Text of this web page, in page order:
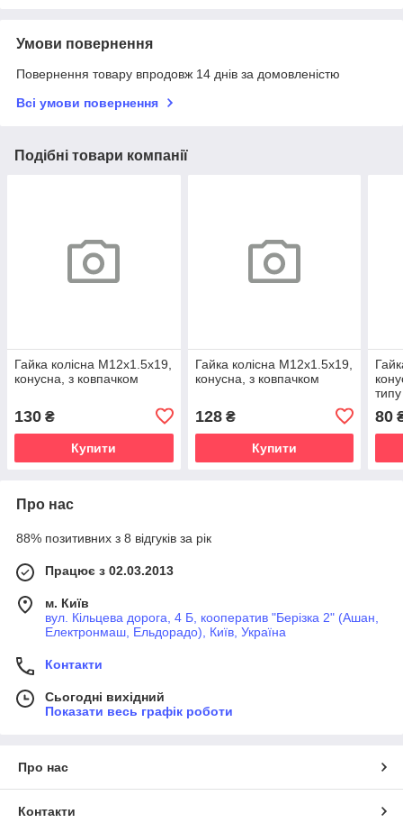
Умови повернення
Повернення товару впродовж 14 днів за домовленістю
Всі умови повернення
Подібні товари компанії
Гайка колісна М12х1.5x19,
конусна, з ковпачком
130 ₴
Купити
Гайка колісна М12х1.5x19,
конусна, з ковпачком
128₴
Купити
типу
80
Про нас
88% позитивних з 8 відгуків за рік
Працює з 02.03.2013
м. Київ
вул. Кільцева дорога, 4 Б, кооператив "Берізка 2" (Ашан,
Електронмаш, Ельдорадо), Київ, Україна
Контакти
Сьогодні вихідний
Показати весь графік роботи
Про нас
Контакти